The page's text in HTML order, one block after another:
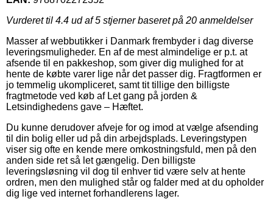
Vurderet til 4.4 ud af 5 stjerner baseret på 20 anmeldelser
Masser af webbutikker i Danmark frembyder i dag diverse
leveringsmuligheder. En af de mest almindelige er p.t. at
afsende til en pakkeshop, som giver dig mulighed for at
hente de købte varer lige når det passer dig. Fragtformen er
jo temmelig ukompliceret, samt tit tillige den billigste
fragtmetode ved køb af Let gang på jorden &
Letsindighedens gave – Hæftet.
Du kunne derudover afveje for og imod at vælge afsending
til din bolig eller ud på din arbejdsplads. Leveringstypen
viser sig ofte en kende mere omkostningsfuld, men på den
anden side ret så let gængelig. Den billigste
leveringsløsning vil dog til enhver tid være selv at hente
ordren, men den mulighed står og falder med at du opholder
dig lige ved internet forhandlerens lager.